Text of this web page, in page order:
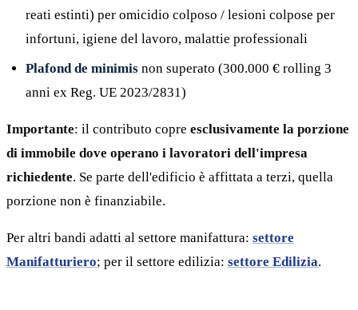
reati estinti) per omicidio colposo / lesioni colpose per
infortuni, igiene del lavoro, malattie professionali
Plafond de minimis non superato (300.000 € rolling 3
anni ex Reg. UE 2023/2831)
Importante: il contributo copre esclusivamente la porzione
di immobile dove operano i lavoratori dell'impresa
richiedente. Se parte dell'edificio è affittata a terzi, quella
porzione non è finanziabile.
Per altri bandi adatti al settore manifattura: settore
Manifatturiero; per il settore edilizia: settore Edilizia.